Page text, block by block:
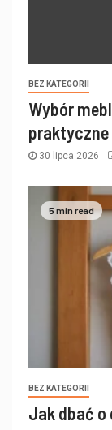
BEZ KATEGORII
Wybór
30 lipca 2026
5 min read
BEZ KATEGORII
Jak dbać